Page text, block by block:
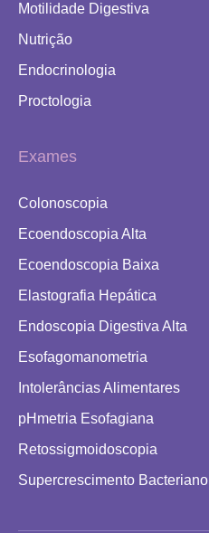
Motilidade Digestiva
Nutrição
Endocrinologia
Proctologia
Exames
Colonoscopia
Ecoendoscopia Alta
Ecoendoscopia Baixa
Elastografia Hepática
Endoscopia Digestiva Alta
Esofagomanometria
Intolerâncias Alimentares
pHmetria Esofagiana
Retossigmoidoscopia
Supercrescimento Bacteriano